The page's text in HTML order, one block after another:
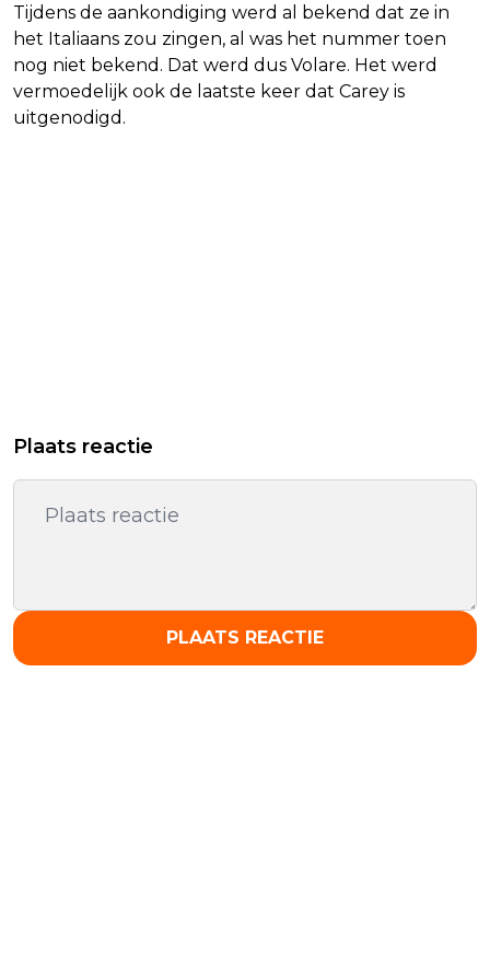
Tijdens de aankondiging werd al bekend dat ze in
het Italiaans zou zingen, al was het nummer toen
nog niet bekend. Dat werd dus Volare. Het werd
vermoedelijk ook de laatste keer dat Carey is
uitgenodigd.
Plaats reactie
PLAATS REACTIE